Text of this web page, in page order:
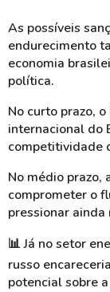
As possíveis
endurecimento
economia
política.
No curto prazo,
internacional do
competitividade
No médio prazo,
comprometer o
pressionar ainda
📊Já no setor
russo
potencial sobre a